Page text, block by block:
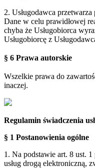
2. Usługodawca
Dane w celu prawidłowej
chyba że Usługobiorca
Usługobiorcę z
§ 6 Prawa autorskie
Wszelkie prawa do
inaczej.
Regulamin świadczenia
§ 1 Postanowienia ogólne
1. Na podstawie art. 8 ust.
usług drogą elektroniczną,